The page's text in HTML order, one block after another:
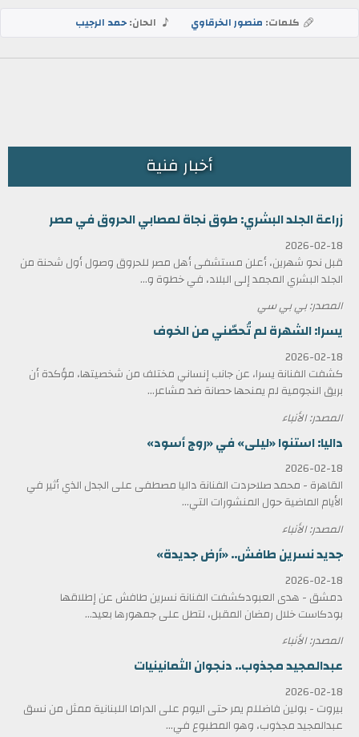
كلمات: منصور الخرقاوي الحان:حمد الرجيب
أخبار فنية
زراعة الجلد البشري: طوق نجاة لمصابي الحروق في مصر
2026-02-18
قبل نحو شهرين، أعلن مستشفى أهل مصر للحروق وصول أول شحنة من
الجلد البشري المجمد إلى البلاد، في خطوة و...
المصدر: بي بي سي
يسرا: الشهرة لم تُحصّني من الخوف
2026-02-18
كشفت الفنانة يسرا، عن جانب إنساني مختلف من شخصيتها، مؤكدة أن
بريق النجومية لم يمنحها حصانة ضد مشاعر...
المصدر: الأنباء
داليا: استنوا «ليلى» في «روج أسود»
2026-02-18
القاهرة - محمد صلاحردت الفنانة داليا مصطفى على الجدل الذي أثير في
الأيام الماضية حول المنشورات التي...
المصدر: الأنباء
جديد نسرين طافش.. «أرض جديدة»
2026-02-18
دمشق - هدى العبودكشفت الفنانة نسرين طافش عن إطلاقها
بودكاست خلال رمضان المقبل، لتطل على جمهورها بعيد...
المصدر: الأنباء
عبدالمجيد مجذوب.. دنجوان الثمانينيات
2026-02-18
بيروت - بولين فاضللم يمر حتى اليوم على الدراما اللبنانية ممثل من نسق
عبدالمجيد مجذوب، وهو المطبوع في...